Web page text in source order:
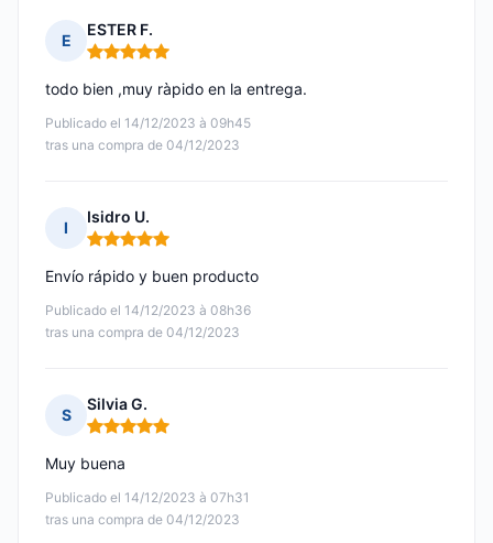
E
ESTER F.
Nota: 5 de 5
Publicado el 14/12/2023 à 09h45
tras una compra de 04/12/2023
todo bien ,muy ràpido en la entrega.
I
Isidro U.
Nota: 5 de 5
Publicado el 14/12/2023 à 08h36
tras una compra de 04/12/2023
Envío rápido y buen producto
S
Silvia G.
Nota: 5 de 5
Publicado el 14/12/2023 à 07h31
tras una compra de 04/12/2023
Muy buena